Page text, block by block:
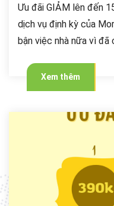
Ưu đãi GIẢM lên đến
dịch vụ định kỳ của
bận việc nhà nữa vì đã
Xem thêm